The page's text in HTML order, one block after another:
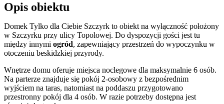
Opis obiektu
Domek Tylko dla Ciebie Szczyrk to obiekt na wyłączność położony
w Szczyrku przy ulicy Topolowej. Do dyspozycji gości jest tu
między innymi ogród, zapewniający przestrzeń do wypoczynku w
otoczeniu beskidzkiej przyrody.
Wnętrze domu oferuje miejsca noclegowe dla maksymalnie 6 osób.
Na parterze znajduje się pokój 2-osobowy z bezpośrednim
wyjściem na taras, natomiast na poddaszu przygotowano
przestronny pokój dla 4 osób. W razie potrzeby dostępna jest